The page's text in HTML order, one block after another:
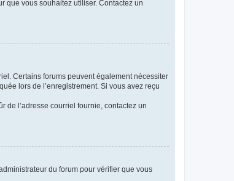
que vous souhaitez utiliser. Contactez un
Certains forums peuvent également nécessiter
lors de l’enregistrement. Si vous avez reçu
de l’adresse courriel fournie, contactez un
du forum pour vérifier que vous